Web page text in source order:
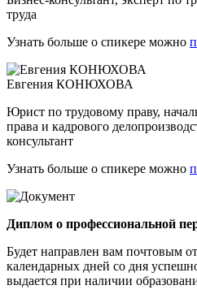
труда
Узнать больше о спикере можно
Евгения КОНЮХОВА
Юрист по трудовому праву,
права и кадрового
консультант
Узнать больше о спикере можно
Диплом о профессиональной
Будет направлен вам почтовым
календарных дней со дня
выдается при наличии